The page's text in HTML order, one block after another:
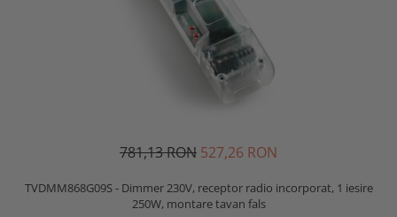
781,13 RON 527,26 RON
TVDMM868G09S - Dimmer 230V, receptor radio incorporat, 1 iesire
250W, montare tavan fals